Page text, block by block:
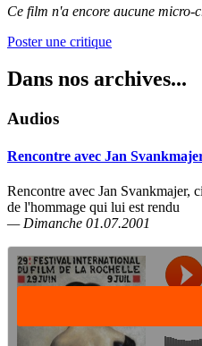
Ce film n'a encore aucune micro-
Poster une critique
Dans nos archives...
Audios
Rencontre avec Jan
Rencontre avec Jan Svankmajer,
de l'hommage qui lui est rendu
— Dimanche 01.07.2001